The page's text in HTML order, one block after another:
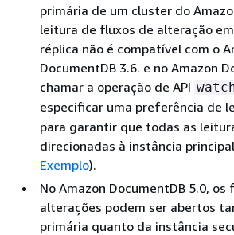
primária de um cluster do
leitura de fluxos de alteração
réplica não é compatível com o
DocumentDB 3.6. e no Amazon
chamar a operação de API
especificar uma preferência de
para garantir que todas as
direcionadas à instância
Exemplo).
No Amazon DocumentDB 5.0, os
alterações podem ser abertos
primária quanto da instância